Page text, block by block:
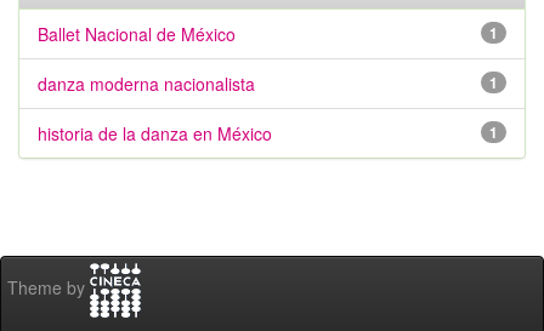
1
Ballet Nacional de México
1
danza moderna nacionalista
1
historia de la danza en México
Theme by